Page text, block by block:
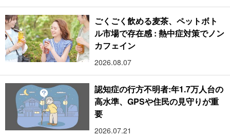
ごくごく飲める麦茶、ペットボト
ル市場で存在感 : 熱中症対策でノン
カフェイン
2026.08.07
認知症の行方不明者:年1.7万人台の
高水準、GPSや住民の見守りが重
要
2026.07.21